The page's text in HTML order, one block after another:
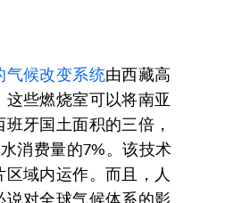
气候改变系统由西藏高
些燃烧室可以将南亚
牙国土面积的三倍，
消费量的7%。该技术
域内运作。而且，人
对全球气候体系的影